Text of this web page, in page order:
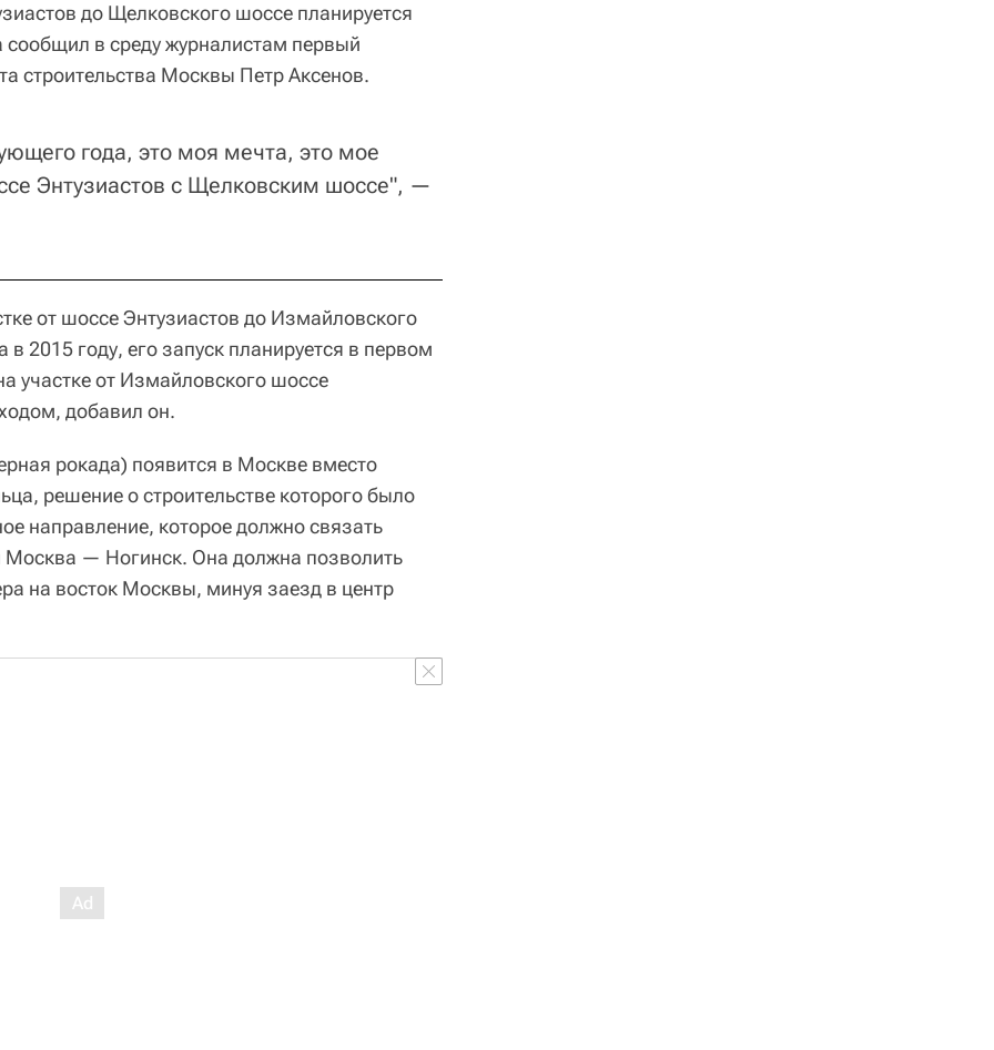
до Щелковского шоссе планируется
в среду журналистам первый
строительства Москвы Петр Аксенов.
года, это моя мечта, это мое
Энтузиастов с Щелковским шоссе", —
от шоссе Энтузиастов до Измайловского
2015 году, его запуск планируется в первом
участке от Измайловского шоссе
добавил он.
рокада) появится в Москве вместо
решение о строительстве которого было
направление, которое должно связать
— Ногинск. Она должна позволить
на восток Москвы, минуя заезд в центр